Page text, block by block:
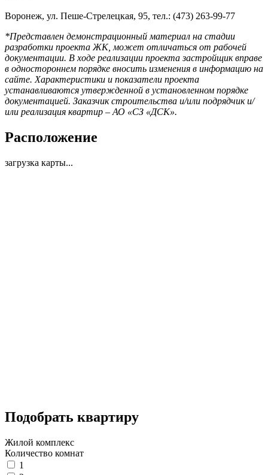
Воронеж, ул. Пеше-Стрелецкая, 95, тел.: (473) 263-99-77
*Представлен демонстрационный материал на стадии
разработки проекта ЖК, может отличаться от рабочей
документации. В ходе реализации проекта застройщик вправе
в одностороннем порядке вносить изменения в информацию на
сайте. Характеристики и показатели проекта
устанавливаются утвержденной в установленном порядке
документацией. Заказчик строительства и/или подрядчик и/
или реализация квартир – АО «СЗ «ДСК».
Расположение
загрузка карты...
Подобрать квартиру
Жилой комплекс
Количество комнат
1